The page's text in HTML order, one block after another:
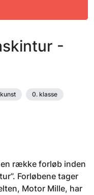
-
0. klasse
række forløb inden
Forløbene tager
Motor Mille, har